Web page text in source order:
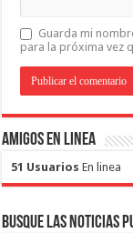
Guarda mi
para la próxima vez
Amigos en Linea
51 Usuarios En linea
Busque las noticias